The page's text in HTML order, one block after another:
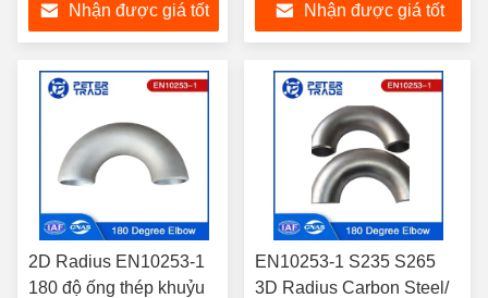
A403 WP304 WP304H
WP304L
Nhận được giá tốt
Nhận được giá tốt
2D Radius EN10253-1
180 độ ống thép khuỷu
EN10253-1 S235 S265
3D Radius Carbon Steel/